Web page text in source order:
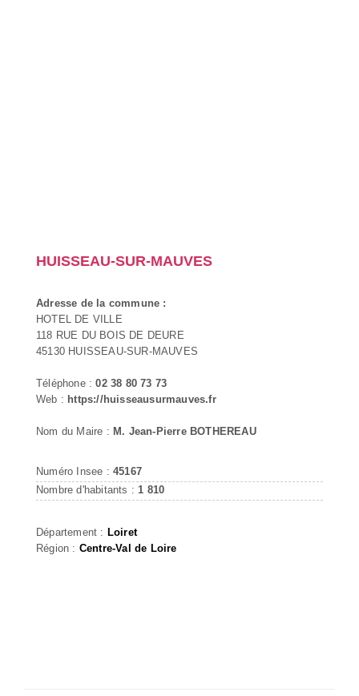
HUISSEAU-SUR-MAUVES
Adresse de la commune :
HOTEL DE VILLE
118 RUE DU BOIS DE DEURE
45130 HUISSEAU-SUR-MAUVES
Téléphone :02 38 80 73 73
Web : https://huisseausurmauves.fr
Nom du Maire : M. Jean-Pierre BOTHEREAU
Numéro Insee : 45167
Nombre d'habitants : 1 810
Département : Loiret
Région : Centre-Val de Loire